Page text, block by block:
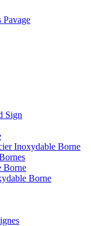
Pavage
Sign
Inoxydable Borne
Borne
Borne